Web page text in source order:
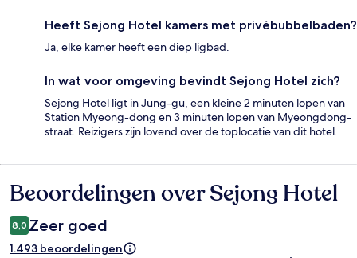
Heeft Sejong Hotel kamers met privébubbelbaden?
Ja, elke kamer heeft een diep ligbad.
In wat voor omgeving bevindt Sejong Hotel zich?
Sejong Hotel ligt in Jung-gu, een kleine 2 minuten lopen van
Station Myeong-dong en 3 minuten lopen van Myeongdong-
straat. Reizigers zijn lovend over de toplocatie van dit hotel.
Beoordelingen
Beoordelingen over Sejong Hotel
8,0 Zeer goed
1.493 beoordelingen